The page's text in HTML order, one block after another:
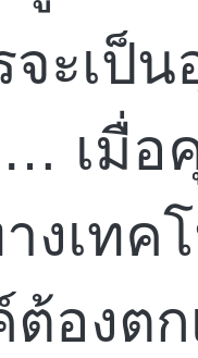
ะเป็น
เมื่อ
งเทค
ต้องต